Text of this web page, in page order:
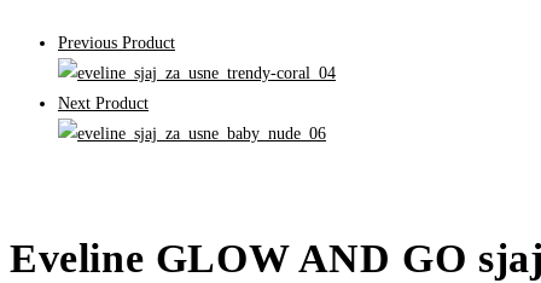
Previous Product
Next Product
Eveline GLOW AND GO